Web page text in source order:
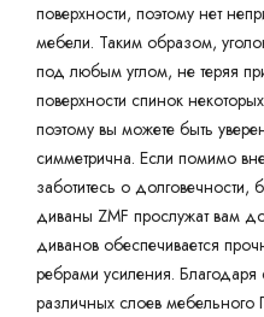
поверхности, поэтому нет
мебели. Таким образом,
под любым углом, не теряя
поверхности спинок
поэтому вы можете быть
симметрична. Если помимо
заботитесь о долговечности,
диваны ZMF прослужат вам
диванов обеспечивается
ребрами усиления.
различных слоев